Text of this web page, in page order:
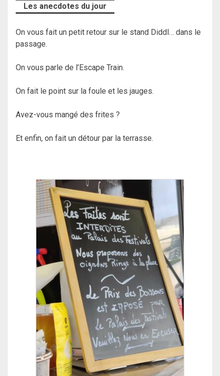
Les anecdotes du jour
On vous fait un petit retour sur le stand Diddl… dans le
passage.
On vous parle de l’Escape Train.
On fait le point sur la foule et les jauges.
Avez-vous mangé des frites ?
Et enfin, on fait un détour par la terrasse.